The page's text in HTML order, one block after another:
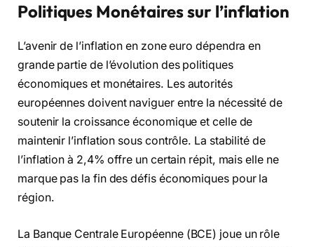
Politiques Monétairessur l’inflation
L’avenir de l’inflation en zone euro dépendra en
grande partie de l’évolution des politiques
économiques et monétaires. Les autorités
européennes doivent naviguer entre la nécessité de
soutenir la croissance économique et celle de
maintenir l’inflation sous contrôle. La stabilité de
l’inflation à 2,4% offre un certain répit, mais elle ne
marque pas la fin des défis économiques pour la
région.
La Banque Centrale Européenne (BCE) joue un rôle